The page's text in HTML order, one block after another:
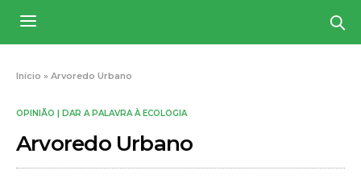
Início »Arvoredo Urbano
OPINIÃO | DAR A PALAVRA À ECOLOGIA
Arvoredo Urbano